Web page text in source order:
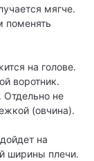
мягче.
поменять
на голове.
воротник.
не
(овчина).
на
ширины плечи.